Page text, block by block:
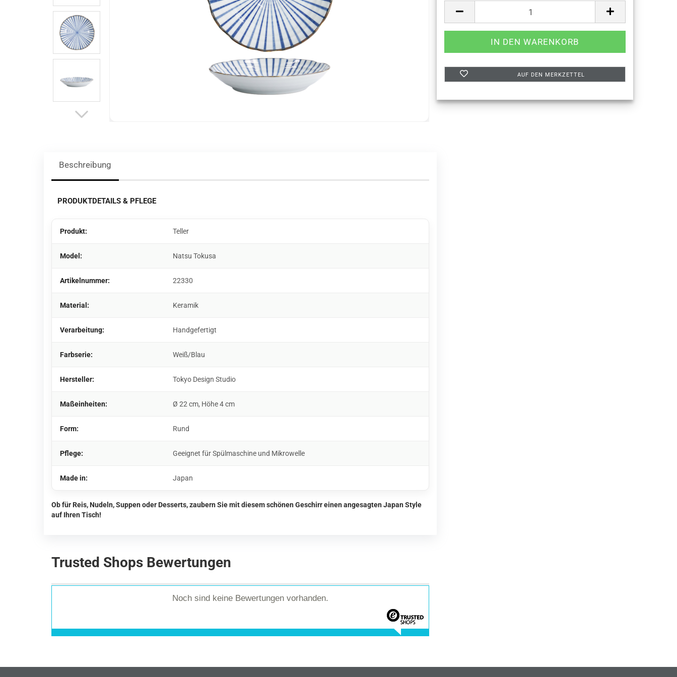
AUF DEN MERKZETTEL
Beschreibung
PRODUKTDETAILS & PFLEGE
Produkt: Teller
Model: Natsu Tokusa
Artikelnummer: 22330
Material: Keramik
Verarbeitung: Handgefertigt
Farbserie: Weiß/Blau
Hersteller: Tokyo Design Studio
Maßeinheiten: Ø 22 cm, Höhe 4 cm
Form: Rund
Pflege: Geeignet für Spülmaschine und Mikrowelle
Made in: Japan
Ob für Reis, Nudeln, Suppen oder Desserts, zaubern Sie mit diesem schönen Geschirr einen angesagten Japan Style
auf Ihren Tisch!
Trusted Shops Bewertungen
Noch sind keine Bewertungen vorhanden.